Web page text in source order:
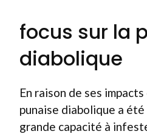
focus sur la
diabolique
En raison de ses
punaise diabolique a
grande capacité à